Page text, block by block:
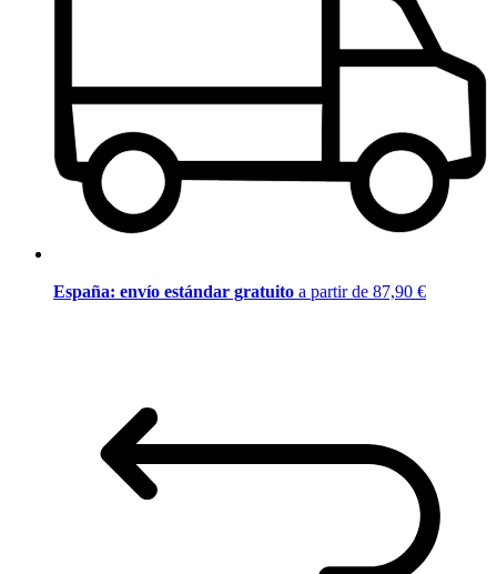
España: envío estándar gratuito a partir de 87,90 €